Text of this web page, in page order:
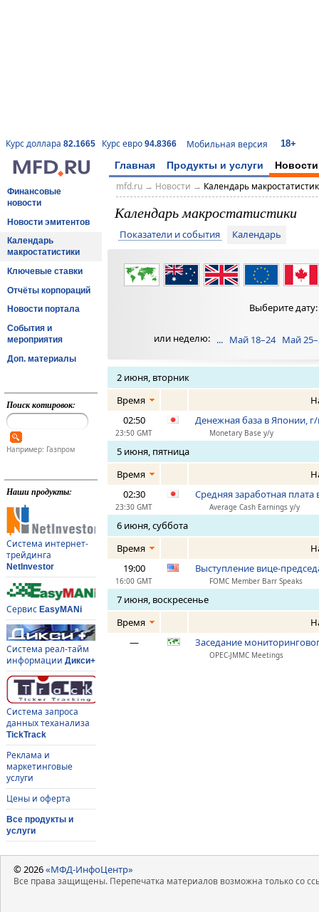
Курс доллара 82.1665 Курс евро 94.8366 Мобильная версия 18+
Главная Продукты и услуги Новости
Финансовые
новости
Новости эмитентов
Календарь
макростатистики
Ключевые ставки
Отчёты корпораций
Новости портала
События и
мероприятия
Доп. материалы
Поиск котировок:
Например: Газпром
Наши продукты:
Система интернет-
трейдинга
NetInvestor
Сервис EasyMANi
Система реал-тайм
информации Дикси+
Система запроса
данных теханализа
TickTrack
Реклама и
маркетинговые
услуги
Цены и оферта
Все продукты и
услуги
mfd.ru→ Новости → Календарь
Календарь макростатистики
Показатели и события Календарь
Выберите
или неделю: ... Май 18–24 Май
2 июня, вторник
Время
02:50
23:50 GMT
Денежная база в Японии, г/
Monetary Base y/y
5 июня, пятница
Время
02:30
23:30 GMT
Средняя заработная плата
Average Cash Earnings y/y
6 июня, суббота
Время
19:00
16:00 GMT
Выступление вице-
FOMC Member Barr Speaks
7 июня, воскресенье
Время
—
Заседание
OPEC-JMMC Meetings
© 2026«МФД-ИнфоЦентр»
Все права защищены. Перепечатка материалов возможна только со